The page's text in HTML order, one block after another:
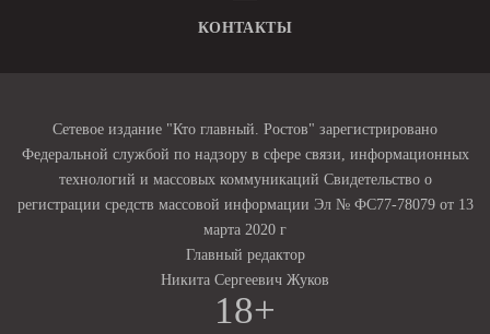
КОНТАКТЫ
Сетевое издание "Кто главный. Ростов" зарегистрировано
Федеральной службой по надзору в сфере связи, информационных
технологий и массовых коммуникаций Свидетельство о
регистрации средств массовой информации Эл № ФС77-78079 от 13
марта 2020 г
Главный редактор
Никита Сергеевич Жуков
18+